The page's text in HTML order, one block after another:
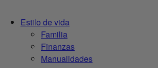
Estilo de vida
Familia
Finanzas
Manualidades